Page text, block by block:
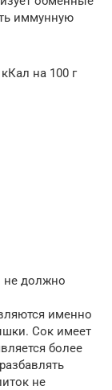
иммунную
на 100 г
не должно
именно
Сок имеет
более
не